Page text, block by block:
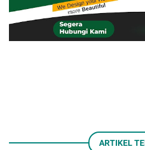
ARTIKEL